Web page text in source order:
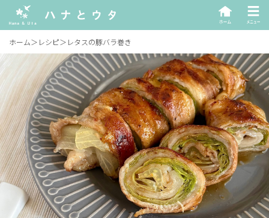
ホーム＞ レシピ＞ レタスの豚バラ巻き